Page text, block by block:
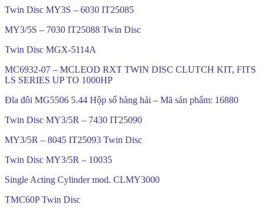
Twin Disc MY3S – 6030 IT25085
MY3/5S – 7030 IT25088 Twin Disc
Twin Disc MGX-5114A
MC6932-07 – MCLEOD RXT TWIN DISC CLUTCH KIT, FITS
LS SERIES UP TO 1000HP
Đĩa đôi MG5506 5.44 Hộp số hàng hải – Mã sản phẩm: 16880
Twin Disc MY3/5R – 7430 IT25090
MY3/5R – 8045 IT25093 Twin Disc
Twin Disc MY3/5R – 10035
Single Acting Cylinder mod. CLMY3000
TMC60P Twin Disc